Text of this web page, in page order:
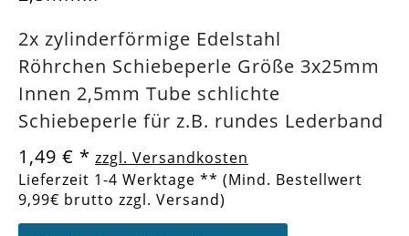
2x zylinderförmige Edelstahl
Röhrchen Schiebeperle Größe 3x25mm
Innen 2,5mm Tube schlichte
Schiebeperle für z.B. rundes Lederband
1,49 € * zzgl. Versandkosten
Lieferzeit 1-4 Werktage ** (Mind. Bestellwert
9,99€ brutto zzgl. Versand)